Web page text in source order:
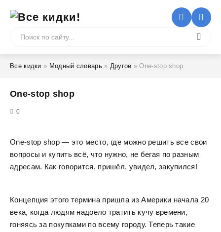
Все кидки » Модный словарь» Другое » One-stop shop
One-stop shop
0
One-stop shop — это место, где можно решить все свои
вопросы и купить всё, что нужно, не бегая по разным
адресам. Как говорится, пришёл, увидел, закупился!
Концепция этого термина пришла из Америки начала 20
века, когда людям надоело тратить кучу времени,
гоняясь за покупками по всему городу. Теперь такие